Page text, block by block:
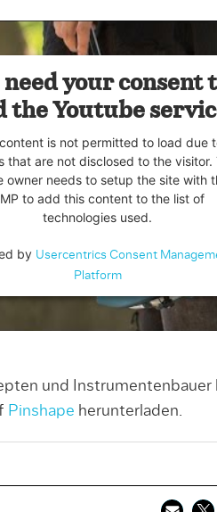
need your consent
the Youtube
is not permitted to load due
that are not disclosed to the visitor.
owner needs to setup the site with
to add this content to the list of
technologies used.
by Usercentrics Consent
Platform
und Instrumentenbauer
Pinshape herunterladen.